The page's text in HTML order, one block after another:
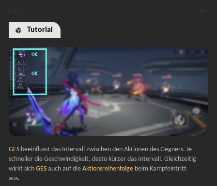
Tutorial
GES beeinflusst das Intervall zwischen den Aktionen des Gegners. Je
schneller die Geschwindigkeit, desto kürzer das Intervall. Gleichzeitig
wirkt sich GES auch auf die Aktionsreihenfolge beim Kampfeintritt
aus.